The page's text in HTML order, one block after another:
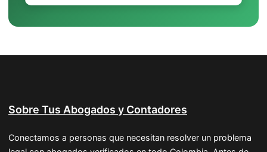
Sobre Tus Abogados y Contadores
Conectamos a personas que necesitan resolver un problema